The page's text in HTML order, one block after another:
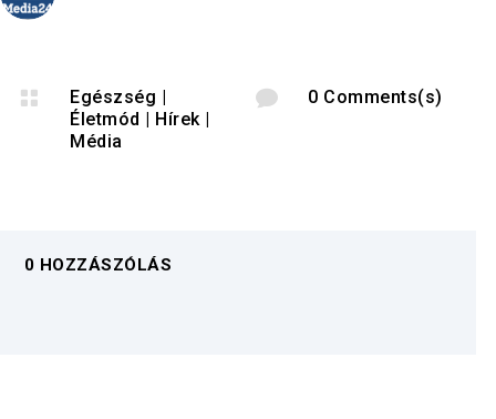
 Egészség
Életmód
Hírek|
Média
 0 Comments(s)
0 HOZZÁSZÓLÁS